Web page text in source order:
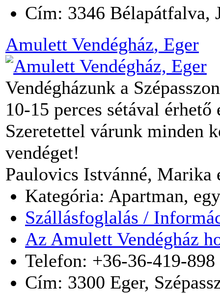
Cím: 3346 Bélapátfalva,
Amulett Vendégház, Eger
Vendégházunk a
10-15 perces sétával érhető
Szeretettel várunk minden
vendéget!
Paulovics Istvánné, Marika
Kategória: Apartman,
Szállásfoglalás /
Az Amulett Vendégház
Telefon: +36-36-419-898
Cím: 3300 Eger,